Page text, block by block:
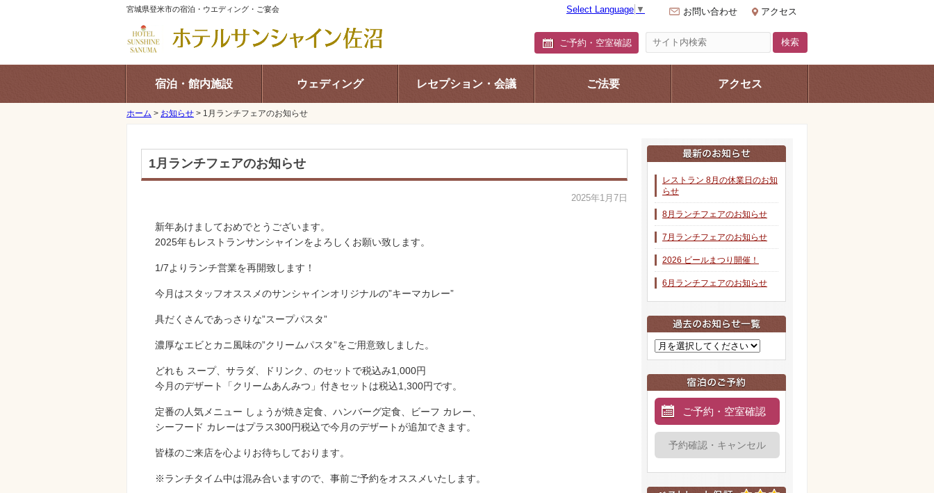
宮城県登米市の宿泊・ウエディング・ご宴会
ご予約・空室確認
Select Language ▼ お問い合わせ アクセス
宿泊・館内施設 ウェディング レセプション・会議 ご法要 アクセス
ホーム > お知らせ > 1月ランチフェアのお知らせ
1月ランチフェアのお知らせ
2025年1月7日
新年あけましておめでとうございます。
2025年もレストランサンシャインをよろしくお願い致します。
1/7よりランチ営業を再開致します！
今月はスタッフオススメのサンシャインオリジナルの”キーマカレー”
具だくさんであっさりな”スープパスタ”
濃厚なエビとカニ風味の”クリームパスタ”をご用意致しました。
どれも スープ、サラダ、ドリンク、のセットで税込み1,000円
今月のデザート「クリームあんみつ」付きセットは税込1,300円です。
定番の人気メニュー しょうが焼き定食、ハンバーグ定食、ビーフ カレー、
シーフード カレーはプラス300円税込で今月のデザートが追加できます。
皆様のご来店を心よりお待ちしております。
※ランチタイム中は混み合いますので、事前ご予約をオススメいたします。
レストラン 8月の休業日のお知
らせ
8月ランチフェアのお知らせ
7月ランチフェアのお知らせ
2026 ビールまつり開催！
6月ランチフェアのお知らせ
ご予約・空室確認
予約確認・キャンセル